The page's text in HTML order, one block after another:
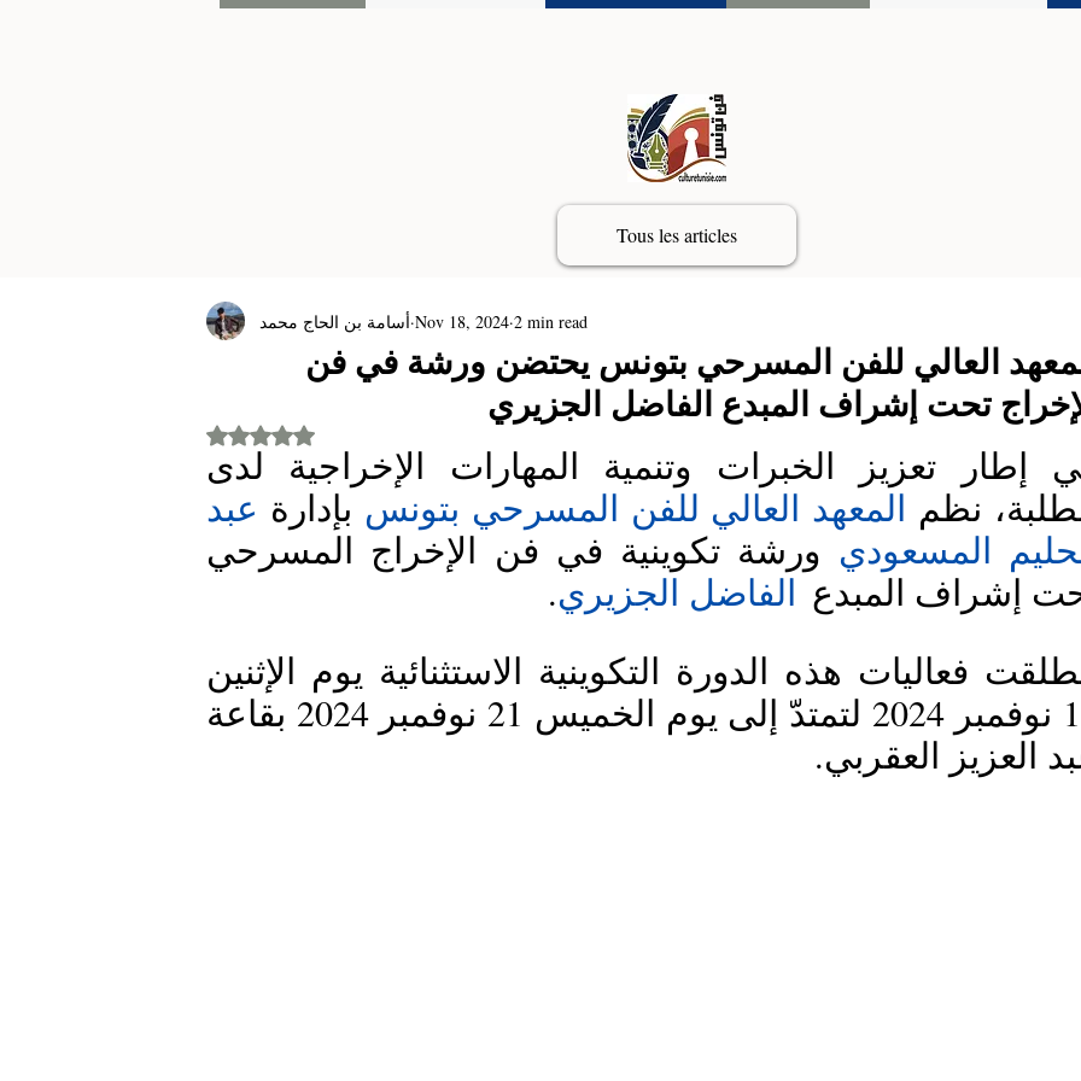
Tous les articles
العالي للفن المسرحي بتونس يحتضن ورشة في فن
تحت إشراف المبدع الفاضل الجزيري
أسامة بن الحاج محمد Nov 18, 2024 2 min read
Rated NaN out of 5 stars.
نظم المعهد العالي للفن المسرحي بتونس بإدارة
المسعودي
إشراف المبدع الفاضل الجزيري.
العزيز العقربي.